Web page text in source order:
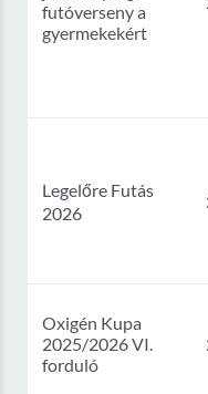
futóverseny a
gyermekekért
Legelőre Futás
2026
Oxigén Kupa
2025/2026 VI.
forduló